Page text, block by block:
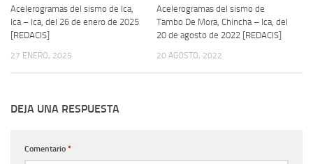
Acelerogramas del sismo de Ica,
Ica – Ica, del 26 de enero de 2025
[REDACIS]
27 ENERO, 2025
Acelerogramas del sismo de
Tambo De Mora, Chincha – Ica, del
20 de agosto de 2022 [REDACIS]
20 AGOSTO, 2022
DEJA UNA RESPUESTA
Comentario *